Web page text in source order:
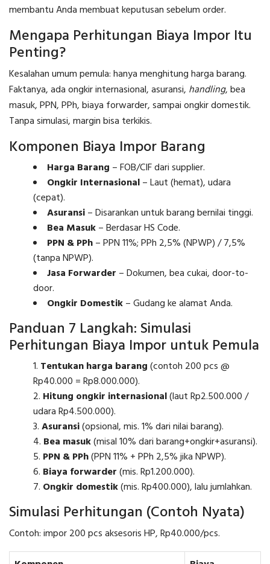
membantu Anda membuat keputusan sebelum order.
Mengapa Perhitungan Biaya Impor Itu
Penting?
Kesalahan umum pemula: hanya menghitung harga barang.
Faktanya, ada ongkir internasional, asuransi, handling, bea
masuk, PPN, PPh, biaya forwarder, sampai ongkir domestik.
Tanpa simulasi, margin bisa terkikis.
Komponen Biaya Impor Barang
Harga Barang – FOB/CIF dari supplier.
Ongkir Internasional– Laut (hemat), udara
(cepat).
Asuransi– Disarankan untuk barang bernilai tinggi.
Bea Masuk– Berdasar HS Code.
PPN & PPh– PPN 11%; PPh 2,5% (NPWP) / 7,5%
(tanpa NPWP).
Jasa Forwarder – Dokumen, bea cukai, door-to-
door.
Ongkir Domestik– Gudang ke alamat Anda.
Panduan 7 Langkah: Simulasi
Perhitungan Biaya Impor untuk Pemula
Tentukan harga barang(contoh 200 pcs @
Rp40.000 = Rp8.000.000).
Hitung ongkir internasional(laut Rp2.500.000 /
udara Rp4.500.000).
Asuransi(opsional, mis. 1% dari nilai barang).
Bea masuk(misal 10% dari barang+ongkir+asuransi).
PPN & PPh(PPN 11% + PPh 2,5% jika NPWP).
Biaya forwarder(mis. Rp1.200.000).
Ongkir domestik(mis. Rp400.000), lalu jumlahkan.
Simulasi Perhitungan (Contoh Nyata)
Contoh: impor 200 pcs aksesoris HP, Rp40.000/pcs.